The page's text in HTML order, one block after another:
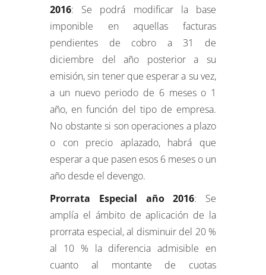
2016: Se podrá modificar la base
imponible en aquellas facturas
pendientes de cobro a 31 de
diciembre del año posterior a su
emisión, sin tener que esperar a su vez,
a un nuevo periodo de 6 meses o 1
año, en función del tipo de empresa.
No obstante si son operaciones a plazo
o con precio aplazado, habrá que
esperar a que pasen esos 6 meses o un
año desde el devengo.
Prorrata Especial año 2016: Se
amplía el ámbito de aplicación de la
prorrata especial, al disminuir del 20 %
al 10 % la diferencia admisible en
cuanto al montante de cuotas